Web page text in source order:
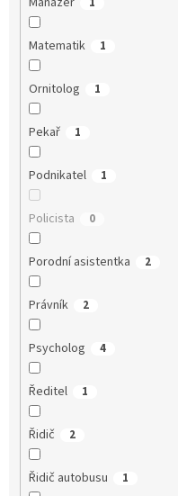
Matematik 1
Ornitolog 1
Pekař 1
Podnikatel 1
Policista 0
Porodní asistentka 2
Právník 2
Psycholog 4
Ředitel 1
Řidič 2
Řidič autobusu 1